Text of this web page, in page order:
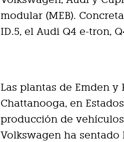
modular (MEB).
ID.5, el Audi Q4 e-tron,
Las plantas de Emden y
Chattanooga, en
producción de
Volkswagen ha sentado